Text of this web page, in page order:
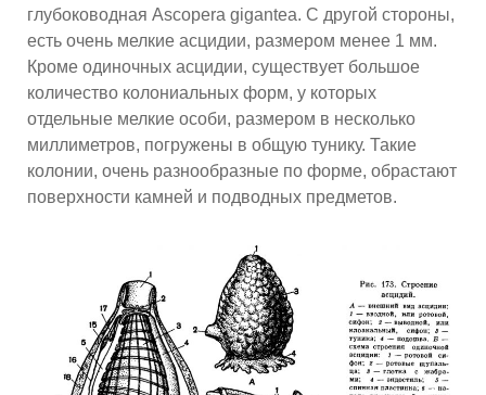
глубоководная Ascopera gigantea. С другой стороны,
есть очень мелкие асцидии, размером менее 1 мм.
Кроме одиночных асцидии, существует большое
количество колониальных форм, у которых
отдельные мелкие особи, размером в несколько
миллиметров, погружены в общую тунику. Такие
колонии, очень разнообразные по форме, обрастают
поверхности камней и подводных предметов.